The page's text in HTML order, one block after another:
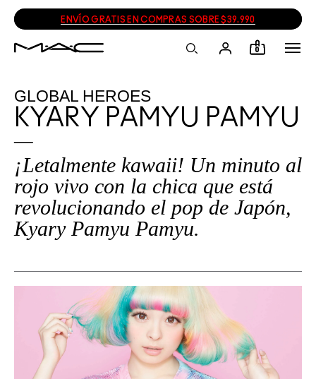
ENVÍO GRATIS EN COMPRAS SOBRE $39.990
0
GLOBAL HEROES
KYARY PAMYU PAMYU
¡Letalmente kawaii! Un minuto al
rojo vivo con la chica que está
revolucionando el pop de Japón,
Kyary Pamyu Pamyu.